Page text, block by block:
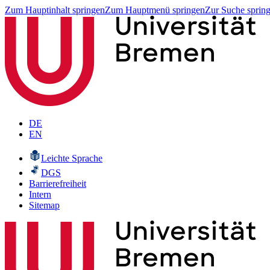
Zum Hauptinhalt springenZum Hauptmenü springenZur Suche
DE
EN
Leichte Sprache
DGS
Barrierefreiheit
Intern
Sitemap